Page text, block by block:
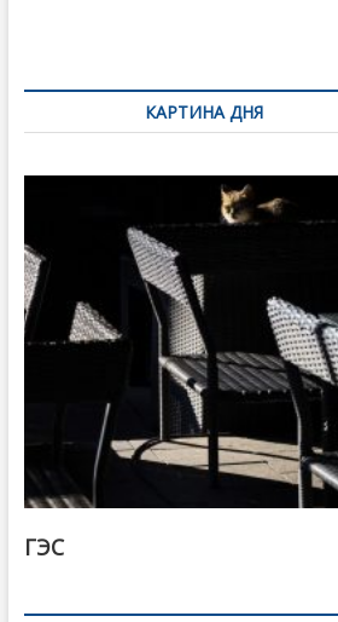
по
записямКАРТИНА ДНЯ
ГЭС